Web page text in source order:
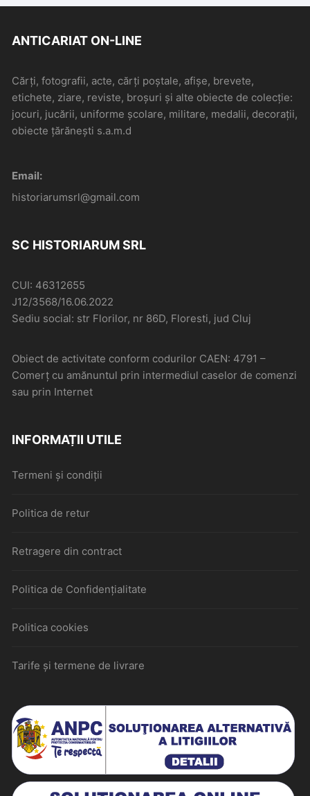
ANTICARIAT ON-LINE
Cărți, fotografii, acte, cărți poștale, afișe, brevete,
etichete, ziare, reviste, broșuri și alte obiecte de colecție:
jocuri, jucării, uniforme școlare, militare, medalii, decorații,
obiecte țărănești s.a.m.d
Email:
historiarumsrl@gmail.com
SC HISTORIARUM SRL
CUI: 46312655
J12/3568/16.06.2022
Sediu social: str Florilor, nr 86D, Floresti, jud Cluj
Obiect de activitate conform codurilor CAEN: 4791 –
Comerţ cu amănuntul prin intermediul caselor de comenzi
sau prin Internet
INFORMAȚII UTILE
Termeni și condiții
Politica de retur
Retragere din contract
Politica de Confidențialitate
Politica cookies
Tarife și termene de livrare